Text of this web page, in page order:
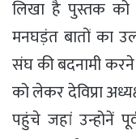
लिखा है पुस्तक
मनघड़ंत बातों का
संघ की बदनामी
को लेकर देविप्रा
पहुंचे जहां उन्होनें